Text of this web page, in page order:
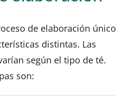
de elaboración único
distintas. Las
según el tipo de té.
son: